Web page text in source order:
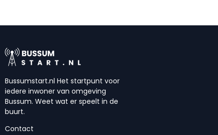
Bussumstart.nl Het startpunt voor
iedere inwoner van omgeving
Bussum. Weet wat er speelt in de
buurt.
Contact